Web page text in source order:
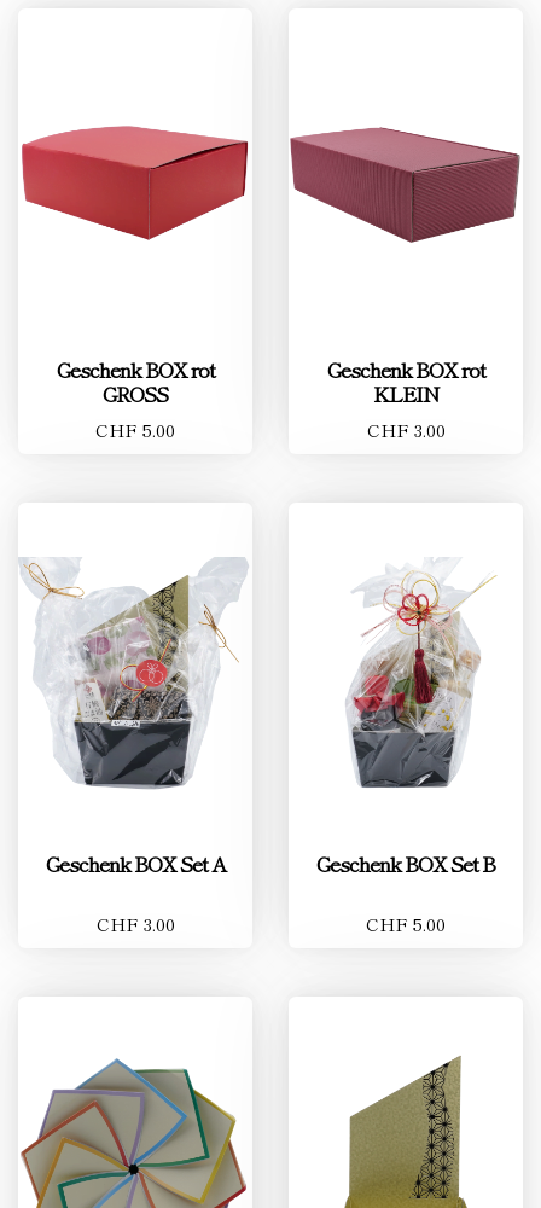
Geschenk BOX rot
GROSS
CHF 5.00
Geschenk BOX rot
KLEIN
CHF 3.00
Geschenk BOX Set A
CHF 3.00
Geschenk BOX Set B
CHF 5.00